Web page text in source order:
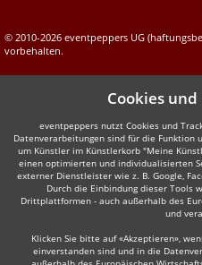
© 2010-2026 eventpeppers UG
vorbehalten.
Cookies
eventpeppers nutzt Cookies und
Datenverarbeitungen sind für die Funktion
um Künstler im Künstlerkorb "Meine
einen optimierten und individualisierten
externer Dienstleister wie z. B. Google,
Durch die Einbindung dieser Tools
Drittplattformen - auch außerhalb des
und
Klicken Sie bitte auf «Akzeptieren»,
einverstanden sind und in die